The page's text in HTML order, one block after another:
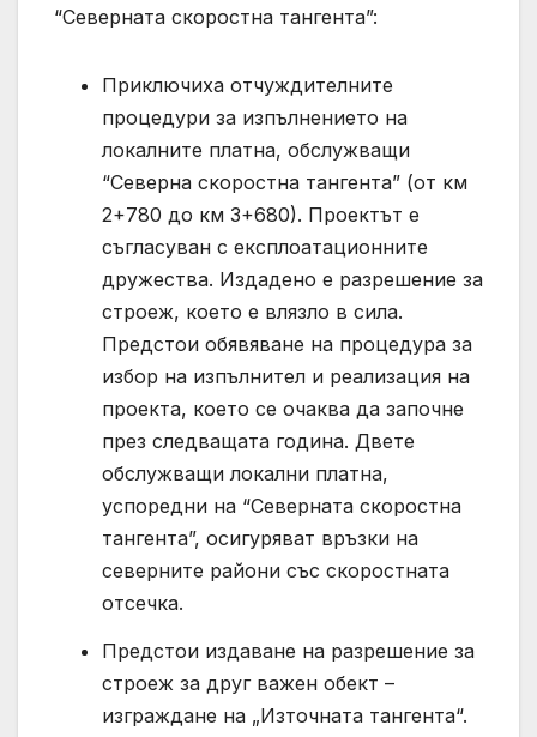
“Северната скоростна тангента”:
Приключиха отчуждителните
процедури за изпълнението на
локалните платна, обслужващи
“Северна скоростна тангента” (от км
2+780 до км 3+680). Проектът е
съгласуван с експлоатационните
дружества. Издадено е разрешение за
строеж, което е влязло в сила.
Предстои обявяване на процедура за
избор на изпълнител и реализация на
проекта, което се очаква да започне
през следващата година. Двете
обслужващи локални платна,
успоредни на “Северната скоростна
тангента”, осигуряват връзки на
северните райони със скоростната
отсечка.
Предстои издаване на разрешение за
строеж за друг важен обект –
изграждане на „Източната тангента“.